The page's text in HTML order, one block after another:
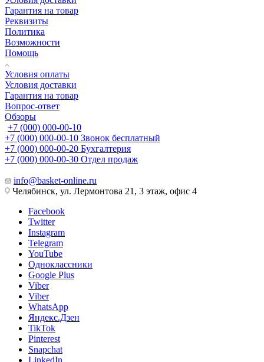
Гарантия на товар
Реквизиты
Политика
Возможности
Помощь
Условия оплаты
Условия доставки
Гарантия на товар
Вопрос-ответ
Обзоры
+7 (000) 000-00-10
+7 (000) 000-00-10 Звонок бесплатный
+7 (000) 000-00-20 Бухгалтерия
+7 (000) 000-00-30 Отдел продаж
info@basket-online.ru
Челябинск, ул. Лермонтова 21, 3 этаж, офис 4
Facebook
Twitter
Instagram
Telegram
YouTube
Одноклассники
Google Plus
Viber
Viber
WhatsApp
Яндекс.Дзен
TikTok
Pinterest
Snapchat
LinkedIn